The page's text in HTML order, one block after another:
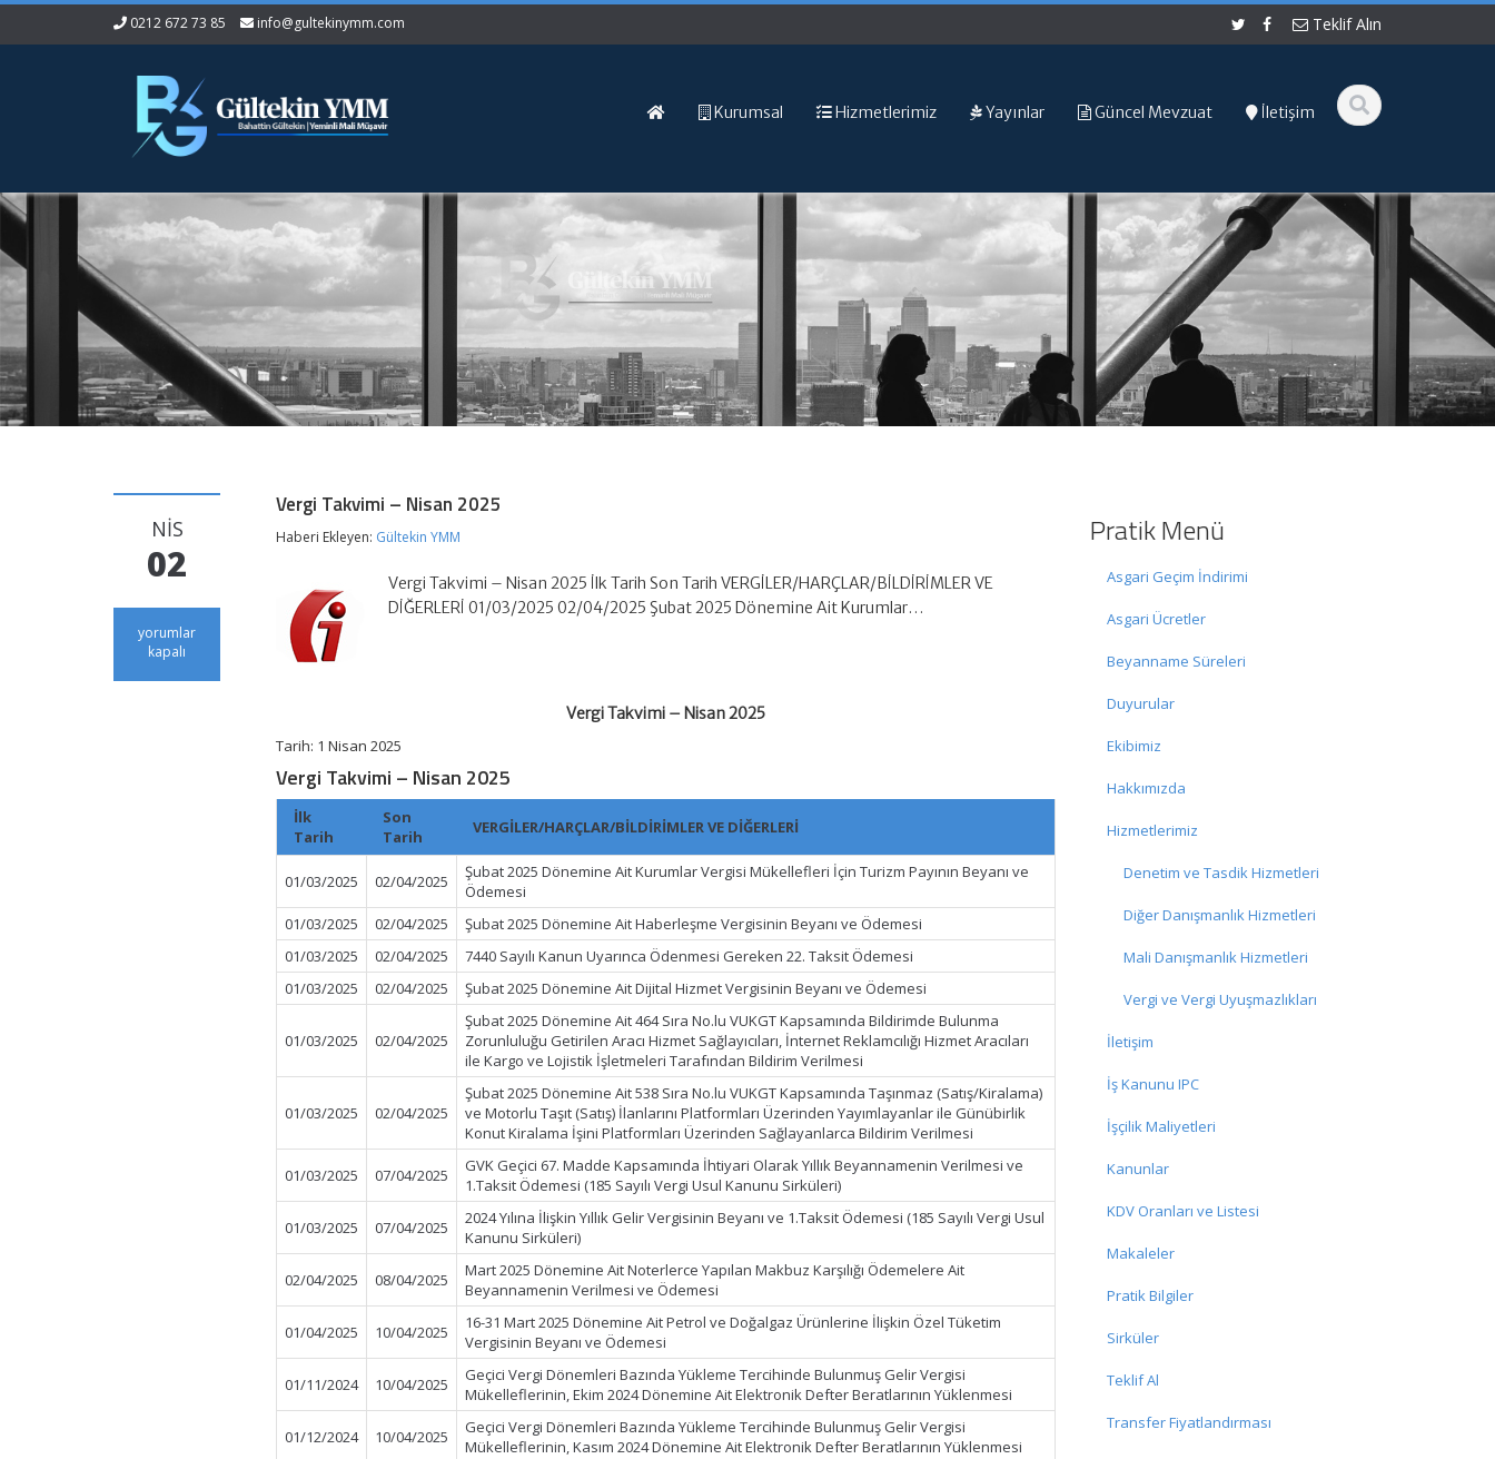
0212 672 73 85 info@gultekinymm.com Teklif Alın
Kurumsal Hizmetlerimiz Yayınlar Güncel Mevzuat İletişim
NIS
02
Vergi
Takvimi
yorumlar
kapalı
Vergi Takvimi – Nisan 2025
Haberi Ekleyen: Gültekin YMM
Vergi Takvimi – Nisan 2025 İlk Tarih Son Tarih VERGİLER/HARÇLAR/BİLDİRİMLER VE
DİĞERLERİ 01/03/2025 02/04/2025 Şubat 2025 Dönemine Ait Kurumlar…
Vergi Takvimi – Nisan 2025
Tarih: 1 Nisan 2025
Vergi Takvimi – Nisan 2025
İlk
Tarih
Son
Tarih
VERGİLER/HARÇLAR/BİLDİRİMLER VE DİĞERLERİ
01/03/2025 02/04/2025
Şubat 2025 Dönemine Ait Kurumlar Vergisi Mükellefleri İçin Turizm Payının Beyanı ve
Ödemesi
01/03/2025
02/04/2025
Şubat 2025 Dönemine Ait Haberleşme Vergisinin Beyanı ve Ödemesi
01/03/2025
02/04/2025
7440 Sayılı Kanun Uyarınca Ödenmesi Gereken 22. Taksit Ödemesi
01/03/2025
02/04/2025 Şubat 2025 Dönemine Ait Dijital Hizmet Vergisinin Beyanı ve Ödemesi
01/03/2025 02/04/2025
Şubat 2025 Dönemine Ait 464 Sıra No.lu VUKGT Kapsamında Bildirimde Bulunma
Zorunluluğu Getirilen Aracı Hizmet Sağlayıcıları, İnternet Reklamcılığı Hizmet Aracıları
ile Kargo ve Lojistik İşletmeleri Tarafından Bildirim Verilmesi
01/03/2025 02/04/2025
Şubat 2025 Dönemine Ait 538 Sıra No.lu VUKGT Kapsamında Taşınmaz (Satış/Kiralama)
ve Motorlu Taşıt (Satış) İlanlarını Platformları Üzerinden Yayımlayanlar ile Günübirlik
Konut Kiralama İşini Platformları Üzerinden Sağlayanlarca Bildirim Verilmesi
01/03/2025 07/04/2025
GVK Geçici 67. Madde Kapsamında İhtiyari Olarak Yıllık Beyannamenin Verilmesi ve
1.Taksit Ödemesi (185 Sayılı Vergi Usul Kanunu Sirküleri)
01/03/2025 07/04/2025
2024 Yılına İlişkin Yıllık Gelir Vergisinin Beyanı ve 1.Taksit Ödemesi (185 Sayılı Vergi Usul
Kanunu Sirküleri)
02/04/2025 08/04/2025
Mart 2025 Dönemine Ait Noterlerce Yapılan Makbuz Karşılığı Ödemelere Ait
Beyannamenin Verilmesi ve Ödemesi
01/04/2025 10/04/2025
16-31 Mart 2025 Dönemine Ait Petrol ve Doğalgaz Ürünlerine İlişkin Özel Tüketim
Vergisinin Beyanı ve Ödemesi
01/11/2024 10/04/2025
Geçici Vergi Dönemleri Bazında Yükleme Tercihinde Bulunmuş Gelir Vergisi
Mükelleflerinin, Ekim 2024 Dönemine Ait Elektronik Defter Beratlarının Yüklenmesi
01/12/2024 10/04/2025
Geçici Vergi Dönemleri Bazında Yükleme Tercihinde Bulunmuş Gelir Vergisi
Mükelleflerinin, Kasım 2024 Dönemine Ait Elektronik Defter Beratlarının Yüklenmesi
Pratik Menü
Asgari Geçim İndirimi
Asgari Ücretler
Beyanname Süreleri
Duyurular
Ekibimiz
Hakkımızda
Hizmetlerimiz
Denetim ve Tasdik Hizmetleri
Diğer Danışmanlık Hizmetleri
Mali Danışmanlık Hizmetleri
Vergi ve Vergi Uyuşmazlıkları
İletişim
İş Kanunu IPC
İşçilik Maliyetleri
Kanunlar
KDV Oranları ve Listesi
Makaleler
Pratik Bilgiler
Sirküler
Teklif Al
Transfer Fiyatlandırması